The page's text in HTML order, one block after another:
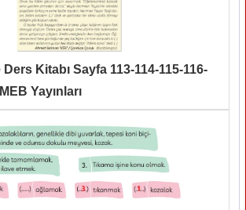
Ders Kitabı Sayfa 113-114-115-116-
Yayınları